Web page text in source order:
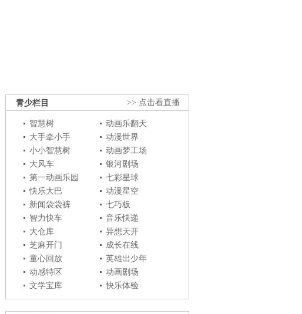
>> 点击看直播
青少栏目
智慧树
动画乐翻天
大手牵小手
动漫世界
小小智慧树
动画梦工场
大风车
银河剧场
第一动画乐园
七彩星球
快乐大巴
动漫星空
新闻袋袋裤
七巧板
智力快车
音乐快递
大仓库
异想天开
芝麻开门
成长在线
童心回放
英雄出少年
动感特区
动画剧场
文学宝库
快乐体验